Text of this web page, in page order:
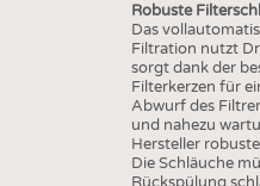
Robuste
Das
Filtration nutzt
sorgt dank der
Filterkerzen für
Abwurf des
und nahezu
Hersteller
Die Schläuche